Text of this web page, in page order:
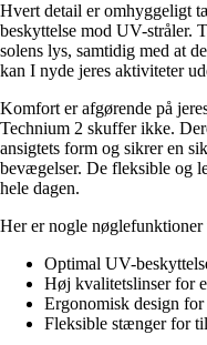
Hvert detail er omhyggeligt
beskyttelse mod UV-stråler.
solens lys, samtidig med at
kan I nyde jeres aktiviteter
Komfort er afgørende på
Technium 2 skuffer ikke.
ansigtets form og sikrer en
bevægelser. De fleksible og
hele dagen.
Her er nogle nøglefunktioner
Optimal UV-
Høj kvalitetslinser for
Ergonomisk design
Fleksible stænger for